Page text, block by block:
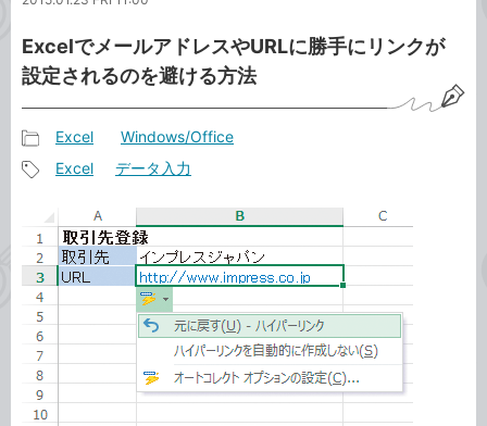
ッ
ExcelでメールアドレスやURLに勝手にリンクが
設定されるのを避ける方法
事
テ
ゴ
リ
Excel Windows/Office
タ
グ
Excel データ入力